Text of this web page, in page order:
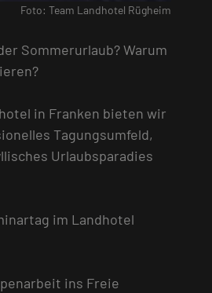
Foto: Team Landhotel Rügheim
Sommerurlaub? Warum
in Franken bieten wir
Tagungsumfeld,
Urlaubsparadies
im Landhotel
ins Freie